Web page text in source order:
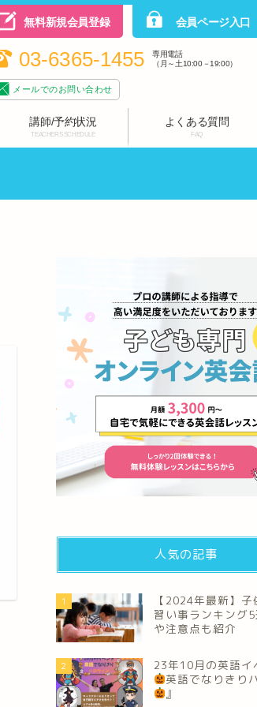
無料新規会員登録 会員ページ入口
03-6365-1455
専用電話
（月～土10:00－19:00）
メールでのお問い合わせ
講師/予約状況
TEACHERS SCHEDULE
よくある質問
FAQ
人気の記事
1
【2024年最新】
習い事ランキング
や注意点も紹介
2
23年10月の英語イ
英語でなりきり
』